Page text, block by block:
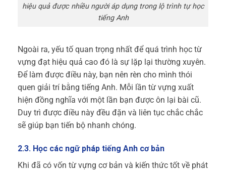
hiệu quả được nhiều người áp dụng trong lộ trình tự học
tiếng Anh
Ngoài ra, yếu tố quan trọng nhất để quá trình học từ
vựng đạt hiệu quả cao đó là sự lặp lại thường xuyên.
Để làm được điều này, bạn nên rèn cho mình thói
quen giải trí bằng tiếng Anh. Mỗi lần từ vựng xuất
hiện đồng nghĩa với một lần bạn được ôn lại bài cũ.
Duy trì được điều này đều đặn và liên tục chắc chắc
sẽ giúp bạn tiến bộ nhanh chóng.
2.3. Học các ngữ pháp tiếng Anh cơ bản
Khi đã có vốn từ vựng cơ bản và kiến thức tốt về phát